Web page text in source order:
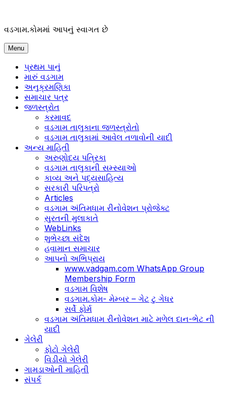
content
વડગામ.કોમમાં આપનું સ્વાગત છે
Menu
પ્રથમ પાનું
મારું વડગામ
અનુક્રમણિકા
સમાચાર પત્ર
જળસ્ત્રોત
કરમાવદ
વડગામ તાલુકાના જળસ્ત્રોતો
વડગામ તાલુકામાં આવેલ તળાવોની યાદી
અન્ય માહિતી
અરુણોદય પત્રિકા
વડગામ તાલુકાની સમ્સ્યાઓ
કાવ્ય અને પદ્યસાહિત્ય
સરકારી પરિપત્રો
Articles
વડગામ અંતિમધામ રીનોવેશન પ્રોજેક્ટ
સુરતની મુલાકાતે
WebLinks
શુભેચ્છા સંદેશ
હવામાન સમાચાર
આપનો અભિપ્રાય
www.vadgam.com WhatsApp Group
Membership Form
વડગામ વિશેષ
વડગામ.કોમ- મેમ્બર – ગેટ ટુ ગેધર
સર્વે ફોર્મ
વડગામ અંતિમધામ રીનોવેશન માટે મળેલ દાન-ભેટ ની
યાદી
ગેલેરી
ફોટો ગેલેરી
વિડીયો ગેલેરી
ગામડાઓની માહિતી
સંપર્ક